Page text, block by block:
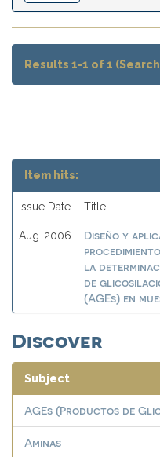
Results 1-1 of 1
Item hits:
Issue Date Title
Aug-2006
Diseño y
la
de
(AGEs) en
Discover
Subject
AGEs (Productos de
Aminas